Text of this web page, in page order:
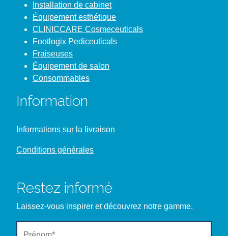
Installation de cabinet
Équipement esthétique
CLINICCARE Cosmeceuticals
Footlogix Pediceuticals
Fraiseuses
Équipement de salon
Consommables
Information
Informations sur la livraison
Conditions générales
Restez informé
Laissez-vous inspirer et découvrez notre gamme.